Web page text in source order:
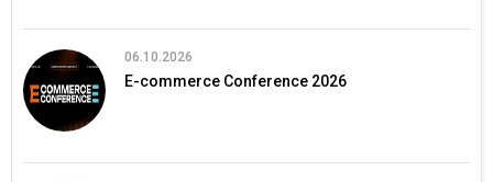
06.10.2026
E-commerce Conference 2026